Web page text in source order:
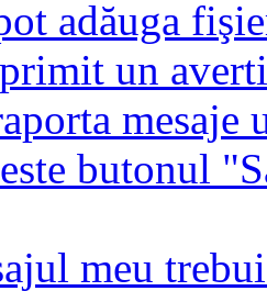
adăuga
un
mesaje
butonul
meu